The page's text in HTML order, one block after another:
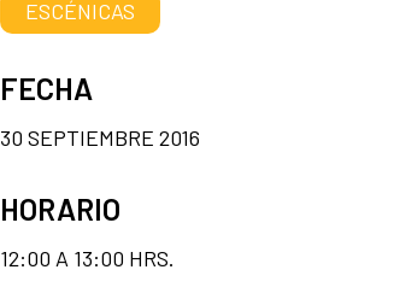
ESCÉNICAS
FECHA
30 SEPTIEMBRE 2016
HORARIO
12:00 A 13:00 HRS.